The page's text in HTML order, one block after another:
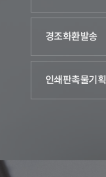
경조화환발송
인쇄판촉물기획